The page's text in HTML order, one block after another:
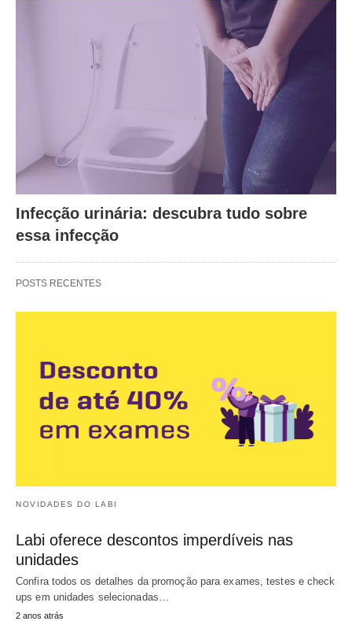
Infecção urinária: descubra tudo sobre
essa infecção
POSTS RECENTES
NOVIDADES DO LABI
Labi oferece descontos imperdíveis nas
unidades
Confira todos os detalhes da promoção para exames, testes e check
ups em unidades selecionadas…
2 anos atrás